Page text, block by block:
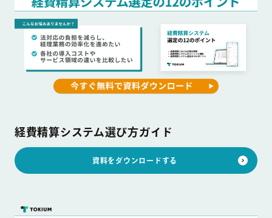
経費精算システム選び方ガイド
資料をダウンロードする